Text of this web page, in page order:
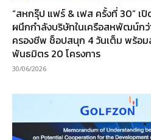
“สหกรุ๊ป แฟร์ & เฟส ครั้งที่ 30” เ
ผนึกกำลังบริษัทในเครือสหพัฒน์กว่
ครองชีพ ช็อปสนุก 4 วันเต็ม พร้อม
พันธมิตร 20 โครงการ
30/06/2026